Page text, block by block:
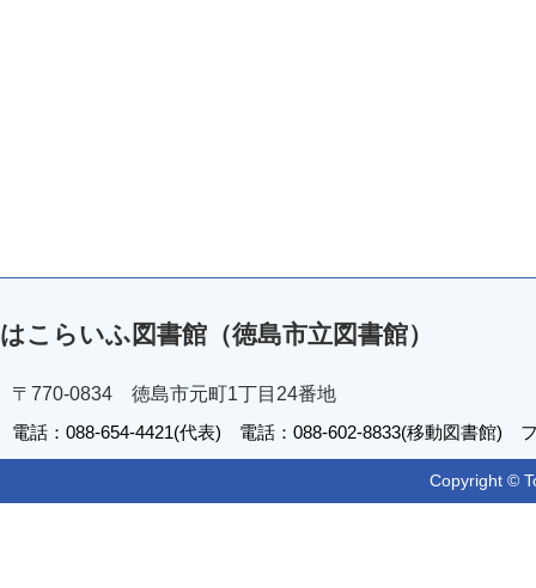
はこらいふ図書館（徳島市立図書館）
〒770-0834 徳島市元町1丁目24番地
電話：088-654-4421(代表) 電話：088-602-8833(移動図書館)
Copyright ©